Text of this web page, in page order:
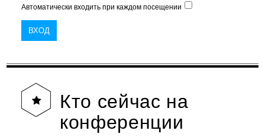
Автоматически входить при каждом посещении
Кто сейчас на
конференции